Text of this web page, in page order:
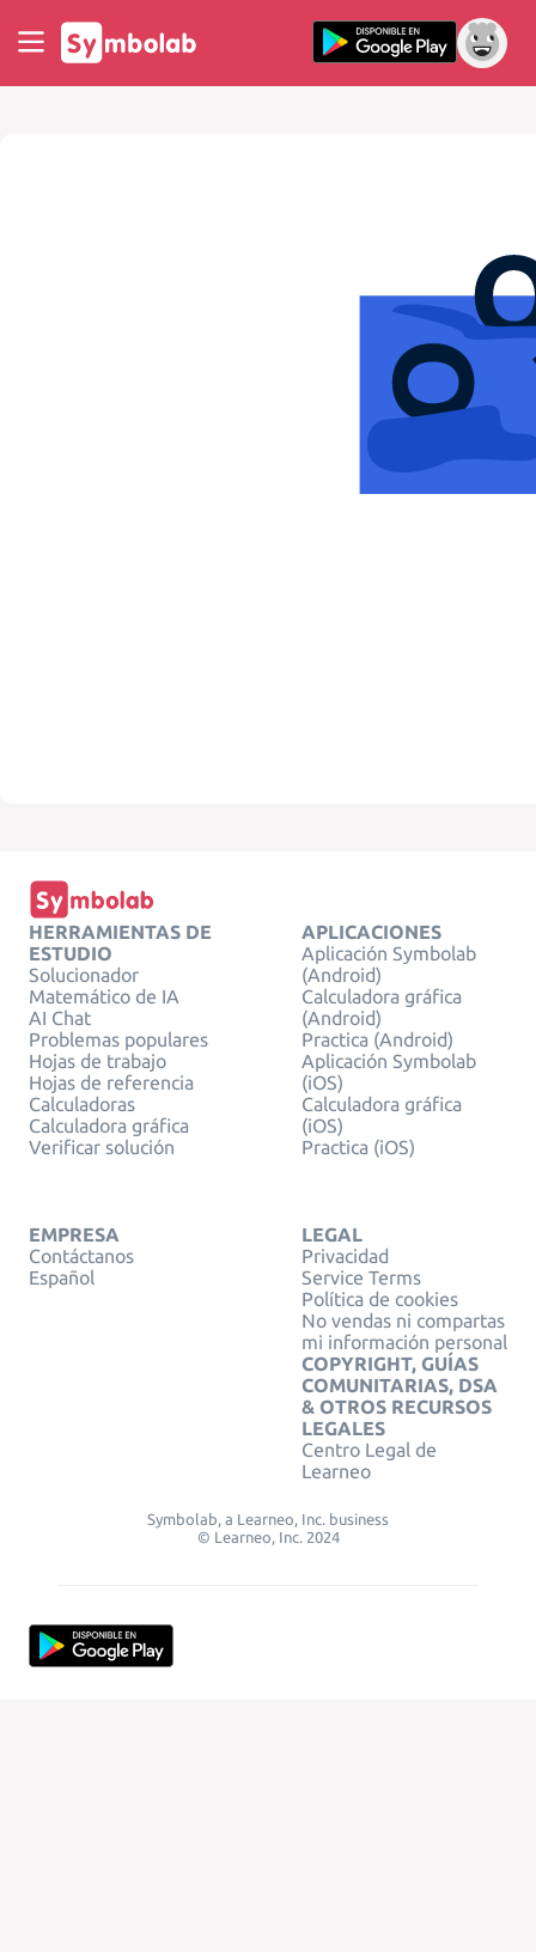
HERRAMIENTAS DE
ESTUDIO
Solucionador
Matemático de IA
AI Chat
Problemas populares
Hojas de trabajo
Hojas de referencia
Calculadoras
Calculadora gráfica
Verificar solución
APLICACIONES
Aplicación Symbolab
(Android)
Calculadora gráfica
(Android)
Practica (Android)
Aplicación Symbolab
(iOS)
Calculadora gráfica
(iOS)
Practica (iOS)
EMPRESA
Contáctanos
Español
LEGAL
Privacidad
Service Terms
Política de cookies
No vendas ni compartas
mi información personal
COPYRIGHT, GUÍAS
COMUNITARIAS, DSA
& OTROS RECURSOS
LEGALES
Centro Legal de
Learneo
Symbolab, a Learneo, Inc. business
© Learneo, Inc. 2024